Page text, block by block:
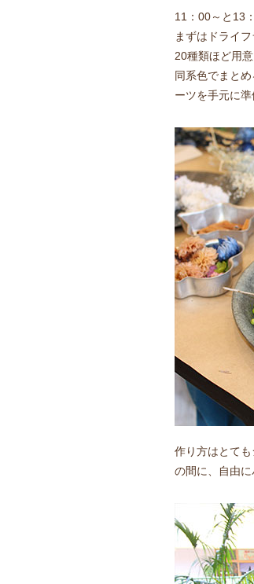
11：00～と13
まずはドライ
20種類ほど用
同系色でまと
ーツを手元に
作り方はとて
の間に、自由に